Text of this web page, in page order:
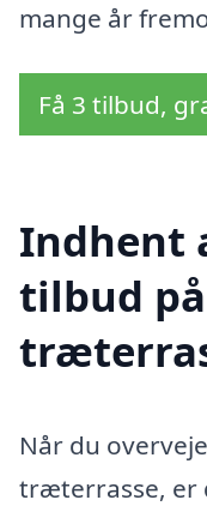
mange år
Få 3 tilbud,
Indhent
tilbud
Når du
træterrasse, er